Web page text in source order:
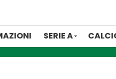
SERIE A